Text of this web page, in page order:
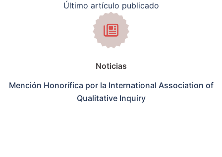
Último artículo publicado
Noticias
Mención Honorífica por la International Association of
Qualitative Inquiry